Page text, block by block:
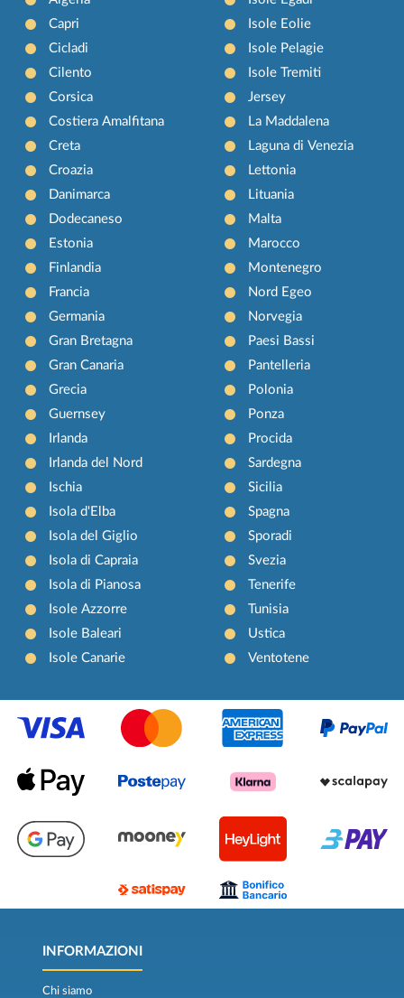
Capri
Cicladi
Cilento
Corsica
Costiera Amalfitana
Creta
Croazia
Danimarca
Dodecaneso
Estonia
Finlandia
Francia
Germania
Gran Bretagna
Gran Canaria
Grecia
Guernsey
Irlanda
Irlanda del Nord
Ischia
Isola d'Elba
Isola del Giglio
Isola di Capraia
Isola di Pianosa
Isole Azzorre
Isole Baleari
Isole Canarie
Isole Eolie
Isole Pelagie
Isole Tremiti
Jersey
La Maddalena
Laguna di Venezia
Lettonia
Lituania
Malta
Marocco
Montenegro
Nord Egeo
Norvegia
Paesi Bassi
Pantelleria
Polonia
Ponza
Procida
Sardegna
Sicilia
Spagna
Sporadi
Svezia
Tenerife
Tunisia
Ustica
Ventotene
INFORMAZIONI
Chi siamo